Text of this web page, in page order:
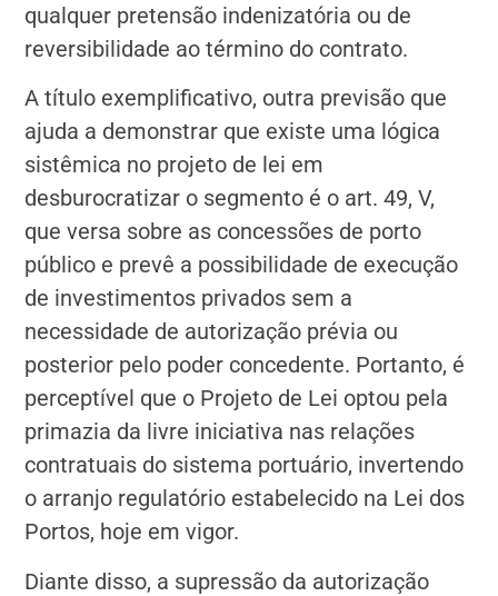
qualquer pretensão indenizatória ou de
reversibilidade ao término do contrato.
A título exemplificativo, outra previsão que
ajuda a demonstrar que existe uma lógica
sistêmica no projeto de lei em
desburocratizar o segmento é o art. 49, V,
que versa sobre as concessões de porto
público e prevê a possibilidade de execução
de investimentos privados sem a
necessidade de autorização prévia ou
posterior pelo poder concedente. Portanto, é
perceptível que o Projeto de Lei optou pela
primazia da livre iniciativa nas relações
contratuais do sistema portuário, invertendo
o arranjo regulatório estabelecido na Lei dos
Portos, hoje em vigor.
Diante disso, a supressão da autorização